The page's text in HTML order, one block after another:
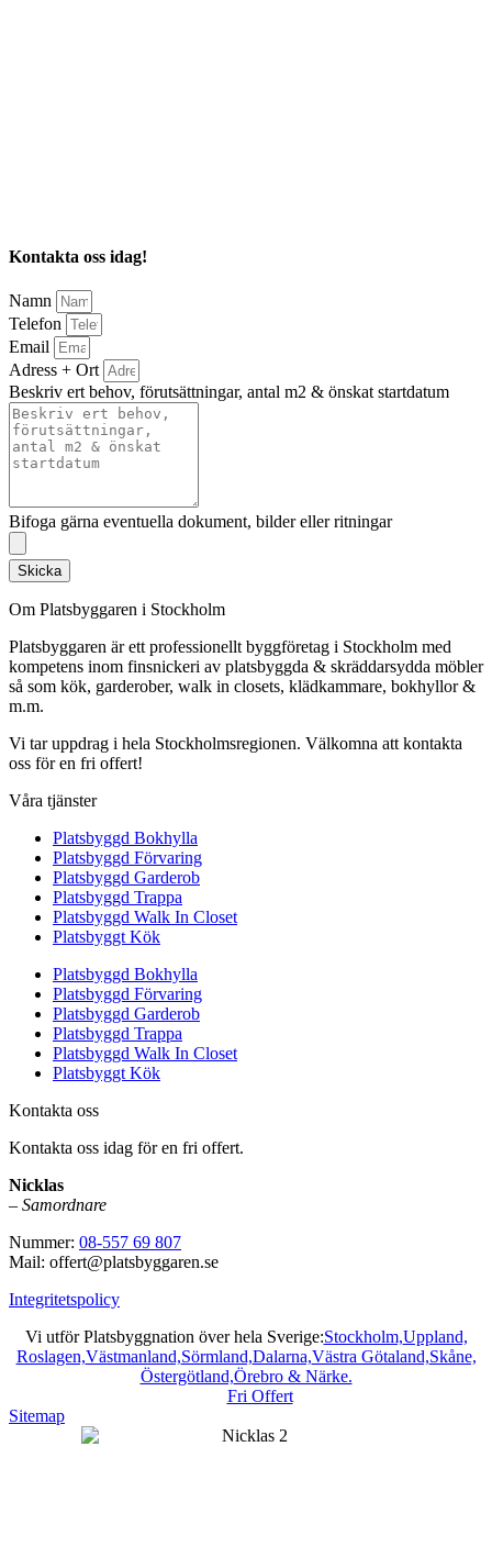
Kontakta oss idag!
Namn
Telefon
Email
Adress + Ort
Beskriv ert behov, förutsättningar, antal m2 & önskat startdatum
Bifoga gärna eventuella dokument, bilder eller ritningar
Skicka
Om Platsbyggaren i Stockholm
Platsbyggaren är ett professionellt byggföretag i Stockholm med
kompetens inom finsnickeri av platsbyggda & skräddarsydda möbler
så som kök, garderober, walk in closets, klädkammare, bokhyllor &
m.m.
Vi tar uppdrag i hela Stockholmsregionen. Välkomna att kontakta
oss för en fri offert!
Våra tjänster
Platsbyggd Bokhylla
Platsbyggd Förvaring
Platsbyggd Garderob
Platsbyggd Trappa
Platsbyggd Walk In Closet
Platsbyggt Kök
Platsbyggd Bokhylla
Platsbyggd Förvaring
Platsbyggd Garderob
Platsbyggd Trappa
Platsbyggd Walk In Closet
Platsbyggt Kök
Kontakta oss
Kontakta oss idag för en fri offert.
Nicklas
– Samordnare
Nummer: 08-557 69 807
Mail: offert@platsbyggaren.se
Integritetspolicy
Vi utför Platsbyggnation över hela Sverige:Stockholm,Uppland,
Roslagen,Västmanland,Sörmland,Dalarna,Västra Götaland,Skåne,
Östergötland,Örebro & Närke.
Fri Offert
Sitemap